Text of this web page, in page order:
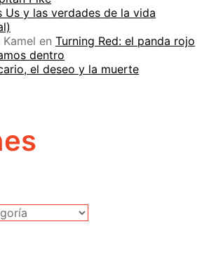
Us y las verdades de la vida
en Turning Red: el panda rojo
dentro
el deseo y la muerte